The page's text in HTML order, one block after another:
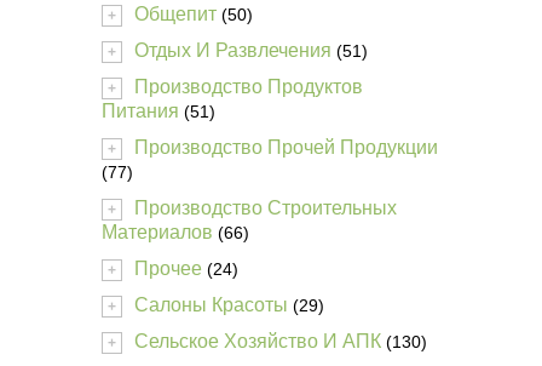
+ Общепит (50)
+ Отдых И Развлечения (51)
+
Производство Продуктов
Питания (51)
+ Производство Прочей Продукции
(77)
+
Производство Строительных
Материалов (66)
+ Прочее (24)
+ Салоны Красоты (29)
+ Сельское Хозяйство И АПК (130)